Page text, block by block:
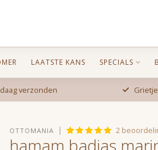
LAATSTE KANS SPECIALS
verzonden
OTTOMANIA 2
hamam badjas